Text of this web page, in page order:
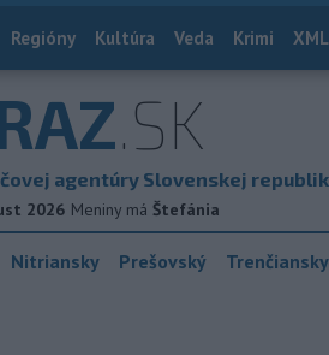
Regióny Kultúra Veda Krimi
.SK
agentúry Slovenskej
2026 Meniny má Štefánia
Nitriansky Prešovský Trenčiansky